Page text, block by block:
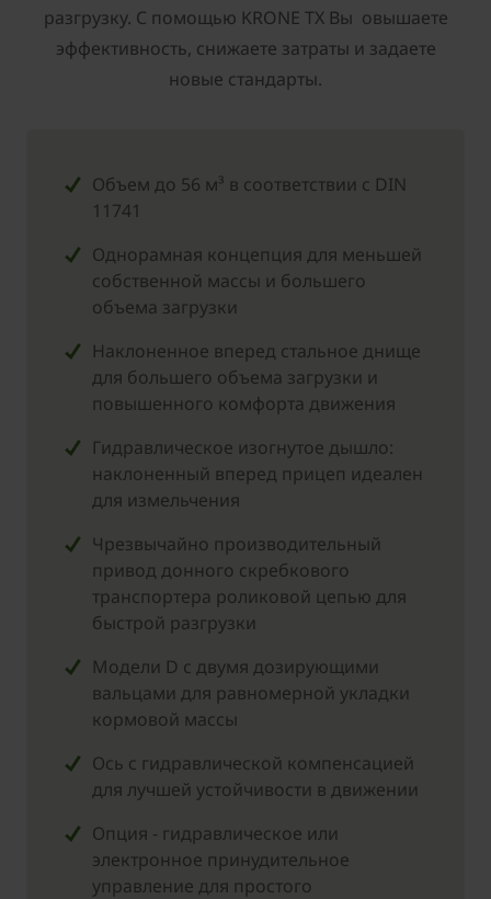
разгрузку. С помощью KRONE TX Вы овышаете
эффективность, снижаете затраты и задаете
новые стандарты.
Объем до 56 м³ в соответствии с DIN
11741
Однорамная концепция для меньшей
собственной массы и большего
объема загрузки
Наклоненное вперед стальное днище
для большего объема загрузки и
повышенного комфорта движения
Гидравлическое изогнутое дышло:
наклоненный вперед прицеп идеален
для измельчения
Чрезвычайно производительный
привод донного скребкового
транспортера роликовой цепью для
быстрой разгрузки
Модели D c двумя дозирующими
вальцами для равномерной укладки
кормовой массы
Ось с гидравлической компенсацией
для лучшей устойчивости в движении
Опция - гидравлическое или
электронное принудительное
управление для простого